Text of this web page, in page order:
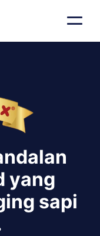
yang
sapi